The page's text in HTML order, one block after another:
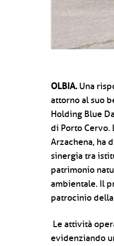
OLBIA. Una
attorno al suo
Holding Blue
di Porto Cervo.
Arzachena, ha
sinergia tra
patrimonio
ambientale. Il
patrocinio
Le attività
evidenziando